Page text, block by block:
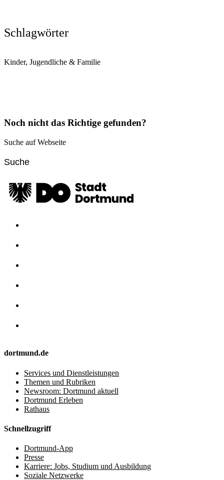
Schlagwörter
Kinder, Jugendliche & Familie
Noch nicht das Richtige gefunden?
Suche auf Webseite
dortmund.de
Services und Dienstleistungen
Themen und Rubriken
Newsroom: Dortmund aktuell
Dortmund Erleben
Rathaus
Schnellzugriff
Dortmund-App
Presse
Karriere: Jobs, Studium und Ausbildung
Soziale Netzwerke